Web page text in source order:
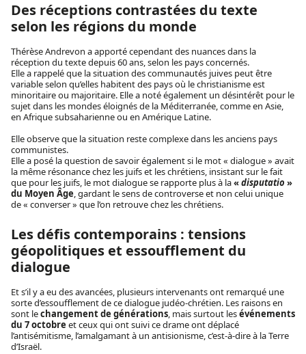
Des réceptions contrastées du texte
selon les régions du monde
Thérèse Andrevon a apporté cependant des nuances dans la
réception du texte depuis 60 ans, selon les pays concernés.
Elle a rappelé que la situation des communautés juives peut être
variable selon qu’elles habitent des pays où le christianisme est
minoritaire ou majoritaire. Elle a noté également un désintérêt pour le
sujet dans les mondes éloignés de la Méditerranée, comme en Asie,
en Afrique subsaharienne ou en Amérique Latine.
Elle observe que la situation reste complexe dans les anciens pays
communistes.
Elle a posé la question de savoir également si le mot « dialogue » avait
la même résonance chez les juifs et les chrétiens, insistant sur le fait
que pour les juifs, le mot dialogue se rapporte plus à la«disputatio »
du Moyen Âge, gardant le sens de controverse et non celui unique
de « converser » que l’on retrouve chez les chrétiens.
Les défis contemporains : tensions
géopolitiques et essoufflement du
dialogue
Et s’il y a eu des avancées, plusieurs intervenants ont remarqué une
sorte d’essoufflement de ce dialogue judéo-chrétien. Les raisons en
sont lechangement de générations, mais surtout lesévénements
du 7 octobre et ceux qui ont suivi ce drame ont déplacé
l’antisémitisme, l’amalgamant à un antisionisme, c’est-à-dire à la Terre
d’Israël.